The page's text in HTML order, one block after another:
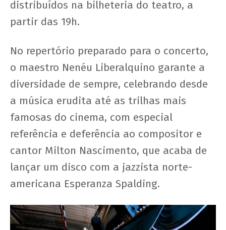
distribuídos na bilheteria do teatro, a
partir das 19h.
No repertório preparado para o concerto,
o maestro Nenéu Liberalquino garante a
diversidade de sempre, celebrando desde
a música erudita até as trilhas mais
famosas do cinema, com especial
referência e deferência ao compositor e
cantor Milton Nascimento, que acaba de
lançar um disco com a jazzista norte-
americana Esperanza Spalding.